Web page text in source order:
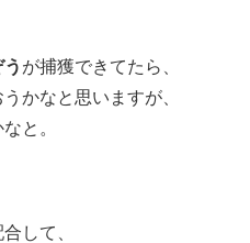
が捕獲できてたら、
かなと思いますが、
と。
して、